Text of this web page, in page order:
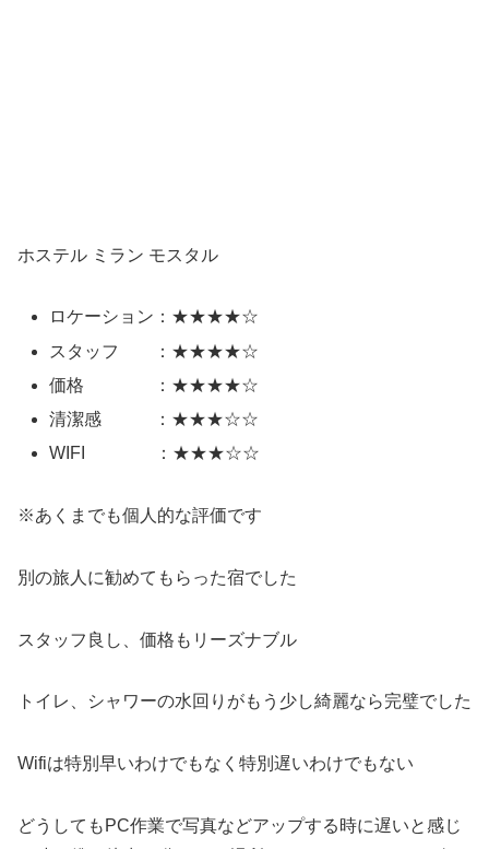
ホステル ミラン モスタル
ロケーション：★★★★☆
スタッフ ：★★★★☆
価格 ：★★★★☆
清潔感 ：★★★☆☆
WIFI ：★★★☆☆
※あくまでも個人的な評価です
別の旅人に勧めてもらった宿でした
スタッフ良し、価格もリーズナブル
トイレ、シャワーの水回りがもう少し綺麗なら完璧でした
Wifiは特別早いわけでもなく特別遅いわけでもない
どうしてもPC作業で写真などアップする時に遅いと感じ